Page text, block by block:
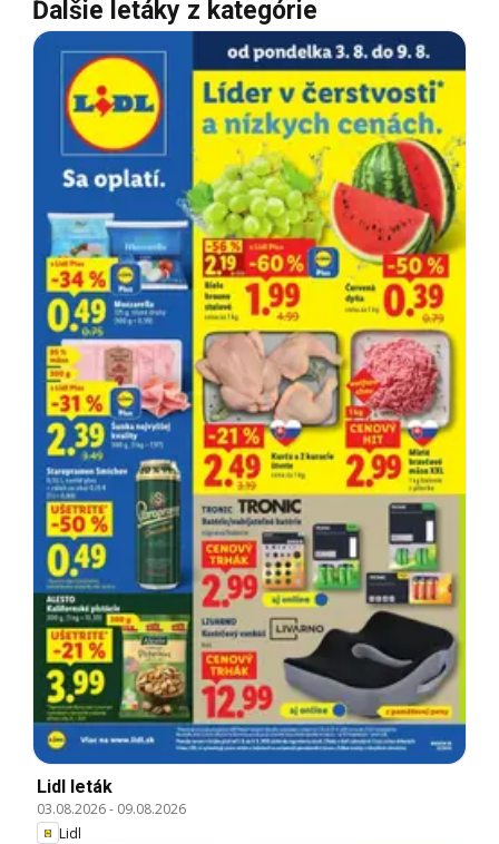
Ďalšie letáky z kategórie
Lidl leták
03.08.2026- 09.08.2026
Lidl